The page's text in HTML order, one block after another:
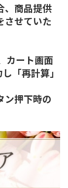
、商品提供
させていた
カート画面
「再計算」
ン押下時の